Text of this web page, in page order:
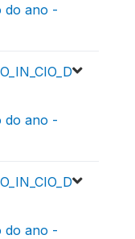
do ano -
do ano -
do ano -